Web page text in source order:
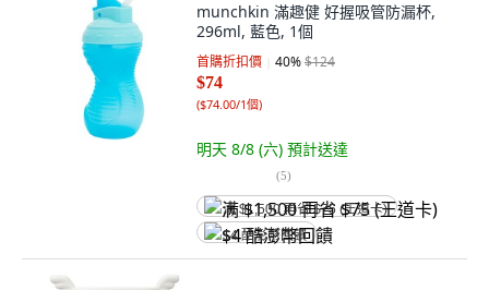
munchkin 滿趣健 好握吸管防漏杯,
296ml, 藍色, 1個
首購折扣價 40%$124
$74
($74.00/1個)
明天 8/8 (六) 預計送達
(5)
满 $1,500 再省 $75 (王道卡)
$4 酷澎幣回饋